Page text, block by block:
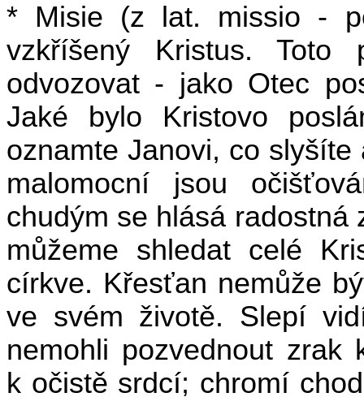
* Misie (z lat. missio -
vzkříšený Kristus.
odvozovat - jako Otec
Jaké bylo Kristovo
oznamte Janovi, co
malomocní jsou
chudým se hlásá radostná
můžeme shledat celé
církve. Křesťan nemůže
ve svém životě. Slepí
nemohli pozvednout zrak
k očistě srdcí; chromí